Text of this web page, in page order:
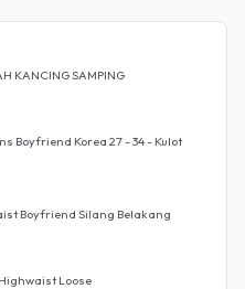
KANCING SAMPING
Boyfriend Korea 27 - 34 - Kulot
Boyfriend Silang Belakang
Loose